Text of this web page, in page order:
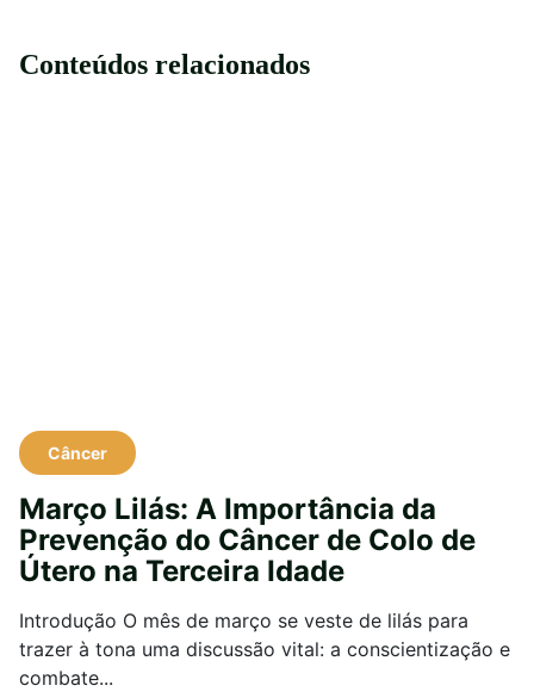
Conteúdos relacionados
Câncer
Março Lilás: A Importância da
Prevenção do Câncer de Colo de
Útero na Terceira Idade
Introdução O mês de março se veste de lilás para
trazer à tona uma discussão vital: a conscientização e
combate...